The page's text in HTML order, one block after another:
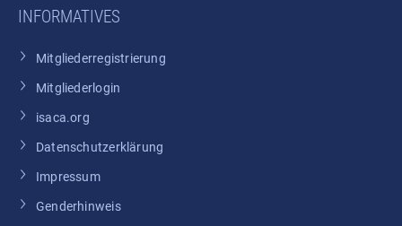
INFORMATIVES
Mitgliederregistrierung
Mitgliederlogin
isaca.org
Datenschutzerklärung
Impressum
Genderhinweis